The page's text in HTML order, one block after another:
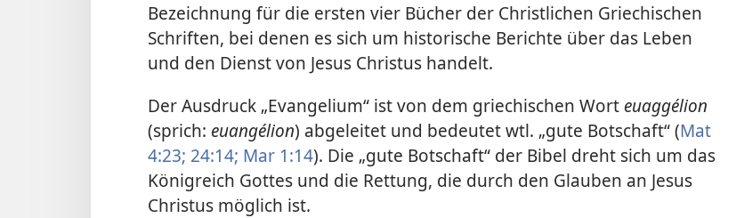
Bezeichnung für die ersten vier Bücher der Christlichen Griechischen
Schriften, bei denen es sich um historische Berichte über das Leben
und den Dienst von Jesus Christus handelt.
Der Ausdruck „Evangelium“ ist von dem griechischen Wort euaggélion
(sprich: euangélion) abgeleitet und bedeutet wtl. „gute Botschaft“ (Mat
4:23; 24:14; Mar 1:14). Die „gute Botschaft“ der Bibel dreht sich um das
Königreich Gottes und die Rettung, die durch den Glauben an Jesus
Christus möglich ist.